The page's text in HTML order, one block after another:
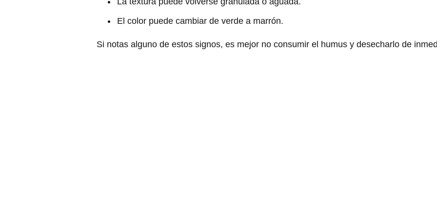
El color puede cambiar de verde a marrón.
Si notas alguno de estos signos, es mejor no consumir el humus y desecharlo de